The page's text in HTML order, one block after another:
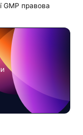
GMP правова